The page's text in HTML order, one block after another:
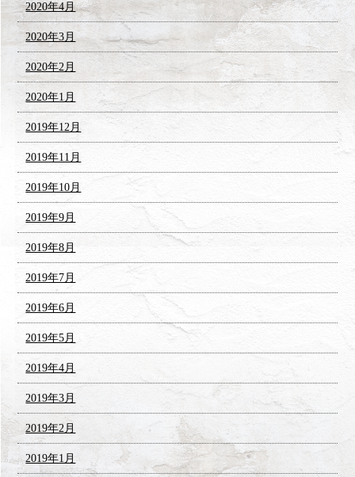
2020年4月
2020年3月
2020年2月
2020年1月
2019年12月
2019年11月
2019年10月
2019年9月
2019年8月
2019年7月
2019年6月
2019年5月
2019年4月
2019年3月
2019年2月
2019年1月